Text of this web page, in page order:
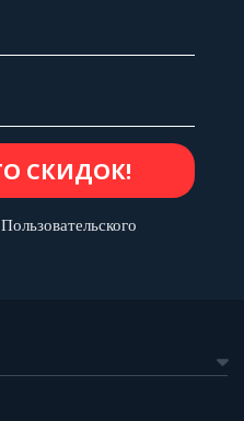
Пользовательского